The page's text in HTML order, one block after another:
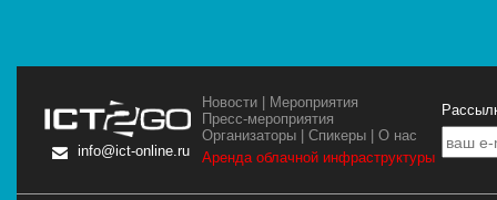
info@ict-online.ru
Новости
Мероприятия
Пресс-мероприятия
Организаторы |Спикеры |О нас
Аренда облачной инфраструктуры